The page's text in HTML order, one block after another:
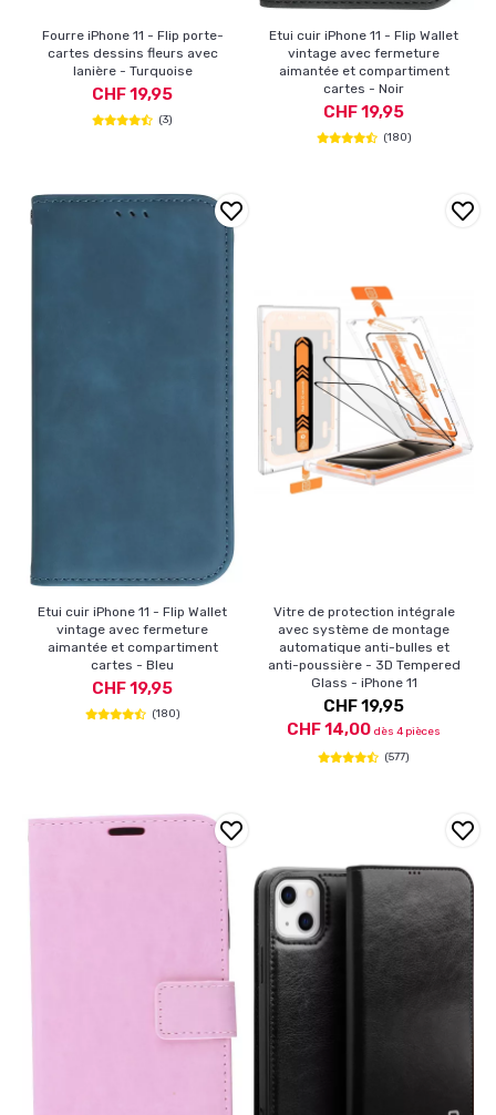
Fourre iPhone 11 - Flip porte-
cartes dessins fleurs avec
lanière - Turquoise
CHF 19,95
(3)
Etui cuir iPhone 11 - Flip Wallet
vintage avec fermeture
aimantée et compartiment
cartes - Noir
CHF 19,95
(180)
Etui cuir iPhone 11 - Flip Wallet
vintage avec fermeture
aimantée et compartiment
cartes - Bleu
CHF 19,95
(180)
Vitre de protection intégrale
avec système de montage
automatique anti-bulles et
anti-poussière - 3D Tempered
Glass - iPhone 11
CHF 19,95
CHF 14,00 dès 4 pièces
(577)